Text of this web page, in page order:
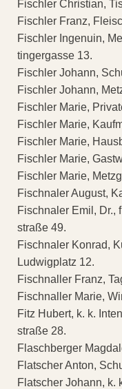
Fischler Christian,
Fischler Franz,
Fischler Ingenuin,
tingergasse 13.
Fischler Johann,
Fischler Johann,
Fischler Marie,
Fischler Marie,
Fischler Marie,
Fischler Marie,
Fischler Marie,
Fischnaler August,
Fischnaler Emil, Dr.,
straße 49.
Fischnaler Konrad,
Ludwigplatz 12.
Fischnaller Franz,
Fischnaller Marie,
Fitz Hubert, k. k.
straße 28.
Flaschberger
Flatscher Anton,
Flatscher Johann, k.